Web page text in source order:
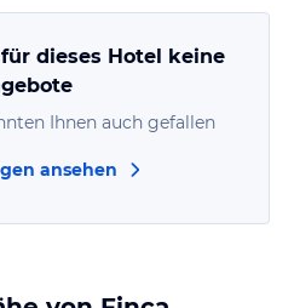
lassen.
gebucht, stand uns…
dieses Hotel keine
Ihnen auch gefallen
ansehen